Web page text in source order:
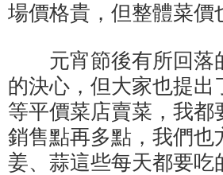
場價格貴，但整體菜價
元宵節後有所回落
的決心，但大家也提出
等平價菜店賣菜，我
銷售點再多點，我們也
姜、蒜這些每天都要